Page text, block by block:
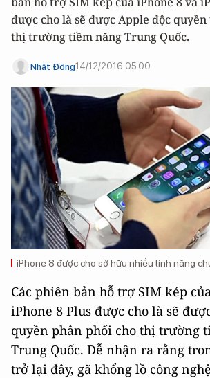
được cho là sẽ được Apple độc
thị trường tiềm năng Trung Quốc.
Nhật Đông14/12/2016 05:00
iPhone 8 được cho sở hữu nhiều tính năng
Các phiên bản hỗ trợ SIM kép
iPhone 8 Plus được cho là sẽ
quyền phân phối cho thị trường
Trung Quốc. Dễ nhận ra rằng
trở lại đây, gã khổng lồ công